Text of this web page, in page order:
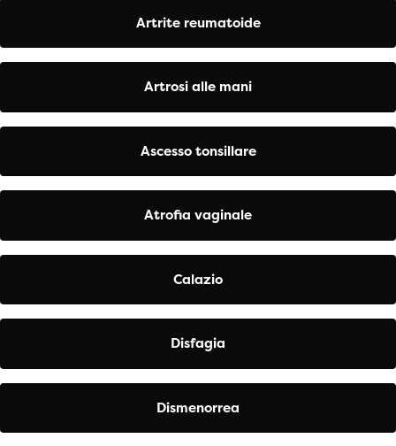
Artrite reumatoide
Artrosi alle mani
Ascesso tonsillare
Atrofia vaginale
Calazio
Disfagia
Dismenorrea